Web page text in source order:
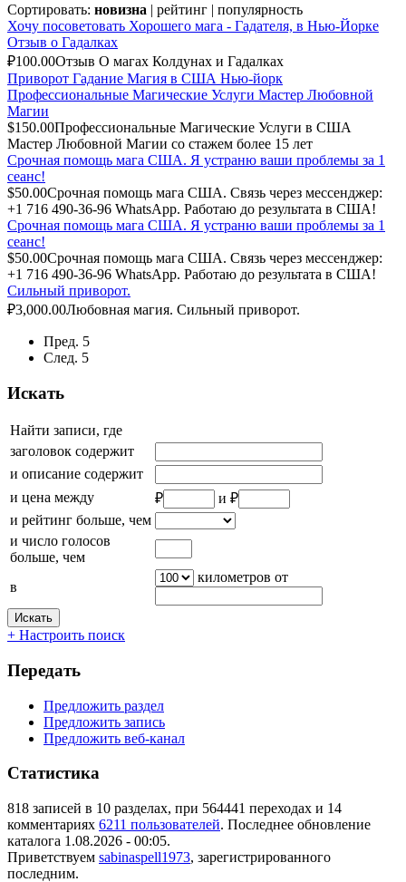
Сортировать: новизна | рейтинг | популярность
Хочу посоветовать Хорошего мага - Гадателя, в Нью-Йорке
Отзыв о Гадалках
₽100.00Отзыв О магах Колдунах и Гадалках
Приворот Гадание Магия в США Нью-йорк
Профессиональные Магические Услуги Мастер Любовной
Магии
$150.00Профессиональные Магические Услуги в США
Мастер Любовной Магии со стажем более 15 лет
Срочная помощь мага США. Я устраню ваши проблемы за 1
сеанс!
$50.00Срочная помощь мага США. Связь через мессенджер:
+1 716 490-36-96 WhatsApp. Работаю до результата в США!
Срочная помощь мага США. Я устраню ваши проблемы за 1
сеанс!
$50.00Срочная помощь мага США. Связь через мессенджер:
+1 716 490-36-96 WhatsApp. Работаю до результата в США!
Сильный приворот.
₽3,000.00Любовная магия. Сильный приворот.
Пред. 5
След. 5
Искать
Найти записи, где
заголовок содержит
и описание содержит
и цена между
₽
и ₽
и рейтинг больше, чем
и число голосов
больше, чем
в
километров от
Искать
+ Настроить поиск
Передать
Предложить раздел
Предложить запись
Предложить веб-канал
Статистика
818 записей в 10 разделах, при 564441 переходах и 14
комментариях 6211 пользователей. Последнее обновление
каталога 1.08.2026 - 00:05.
Приветствуем sabinaspell1973, зарегистрированного
последним.